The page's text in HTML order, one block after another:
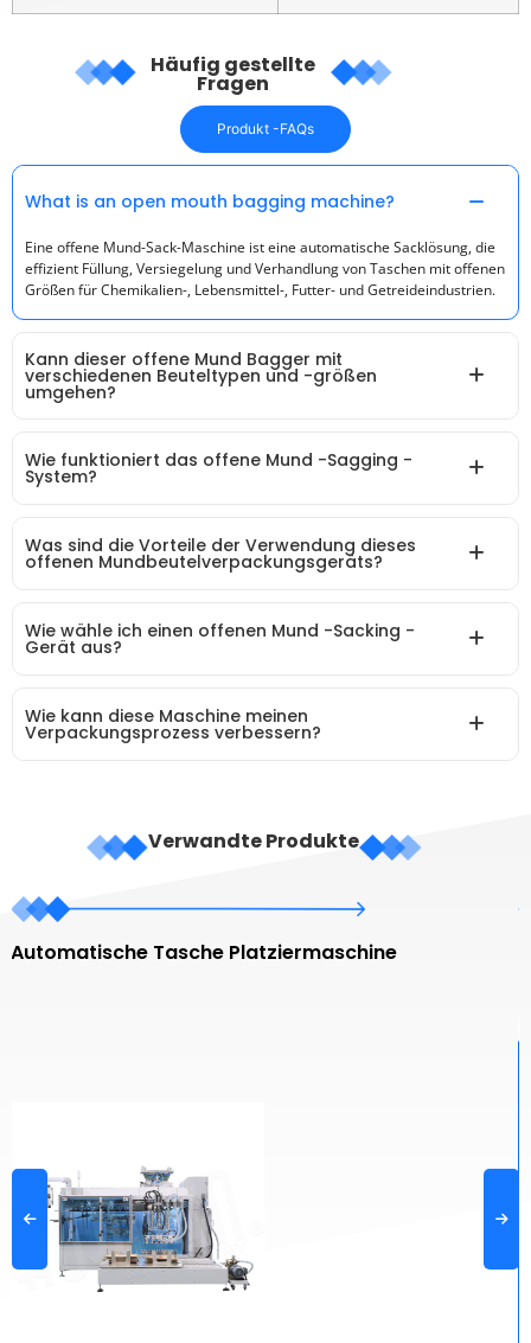
Häufig gestellte
Fragen
Produkt -FAQs
What is an open mouth bagging machine?
Eine offene Mund-Sack-Maschine ist eine automatische Sacklösung, die
effizient Füllung, Versiegelung und Verhandlung von Taschen mit offenen
Größen für Chemikalien-, Lebensmittel-, Futter- und Getreideindustrien.
Kann dieser offene Mund Bagger mit
verschiedenen Beuteltypen und -größen
umgehen?
Wie funktioniert das offene Mund -Sagging -
System?
Was sind die Vorteile der Verwendung dieses
offenen Mundbeutelverpackungsgeräts?
Wie wähle ich einen offenen Mund -Sacking -
Gerät aus?
Wie kann diese Maschine meinen
Verpackungsprozess verbessern?
Verwandte Produkte
Automatische Tasche Platziermaschine